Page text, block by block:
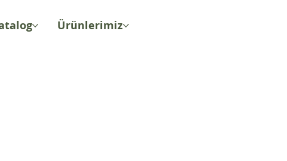
Ürünlerimiz